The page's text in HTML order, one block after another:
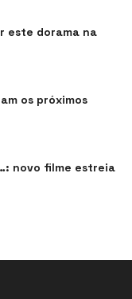
este dorama na
os próximos
novo filme estreia